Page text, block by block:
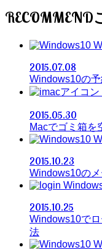
RECOMMEND
2015.07.08
Windows10の
2015.05.30
Macでゴミ箱を
2015.10.23
Windows10の
2015.10.25
Windows10で
法